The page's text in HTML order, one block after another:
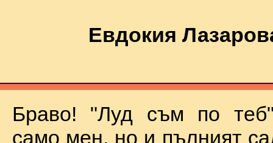
Евдокия
Браво! "Луд съм по
само мен, но и пълният